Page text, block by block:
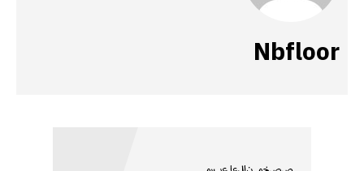
Nbfloor